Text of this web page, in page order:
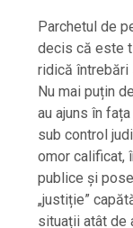
Parchetul de
decis că este
ridică întrebări
Nu mai puțin
au ajuns în
sub control
omor calificat,
publice și
„justiție”
situații atât de